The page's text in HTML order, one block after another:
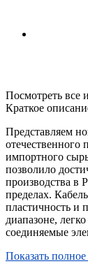
Посмотреть все
Краткое
Представляем
отечественного
импортного
позволило
производства в
пределах.
пластичность и
диапазоне,
соединяемые
Показать